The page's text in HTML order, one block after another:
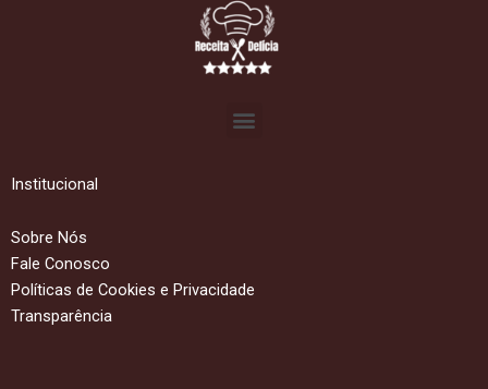
Menu
Institucional
Sobre Nós
Fale Conosco
Políticas de Cookies e Privacidade
Transparência